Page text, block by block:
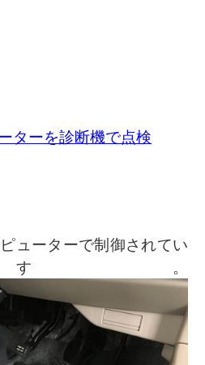
ターを診断機で点検
ューターで制御されてい
。